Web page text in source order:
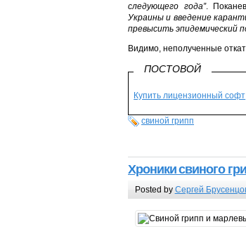
следующего года”.
Украины и введение
превысить эпидемический
Видимо, неполученные
ПОСТОВОЙ
Купить лицензионный софт
свиной грипп
Хроники свиного
Posted by Сергей